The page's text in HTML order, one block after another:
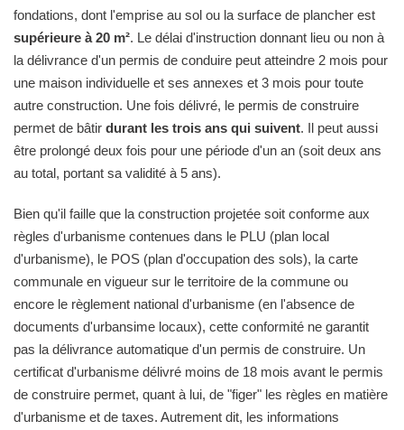
fondations, dont l'emprise au sol ou la surface de plancher est
supérieure à 20 m². Le délai d'instruction donnant lieu ou non à
la délivrance d'un permis de conduire peut atteindre 2 mois pour
une maison individuelle et ses annexes et 3 mois pour toute
autre construction. Une fois délivré, le permis de construire
permet de bâtir durant les trois ans qui suivent. Il peut aussi
être prolongé deux fois pour une période d'un an (soit deux ans
au total, portant sa validité à 5 ans).
Bien qu'il faille que la construction projetée soit conforme aux
règles d'urbanisme contenues dans le PLU (plan local
d'urbanisme), le POS (plan d'occupation des sols), la carte
communale en vigueur sur le territoire de la commune ou
encore le règlement national d'urbanisme (en l'absence de
documents d'urbansime locaux), cette conformité ne garantit
pas la délivrance automatique d'un permis de construire. Un
certificat d'urbanisme délivré moins de 18 mois avant le permis
de construire permet, quant à lui, de "figer" les règles en matière
d'urbanisme et de taxes. Autrement dit, les informations